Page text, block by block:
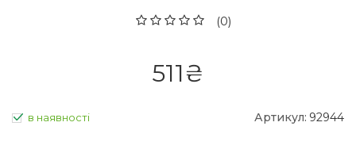
(0)
511₴
в наявності Артикул: 92944